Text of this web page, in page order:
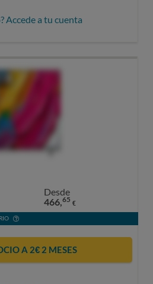
Accede a tu cuenta
Desde
466,65 €
A 2€ 2 MESES